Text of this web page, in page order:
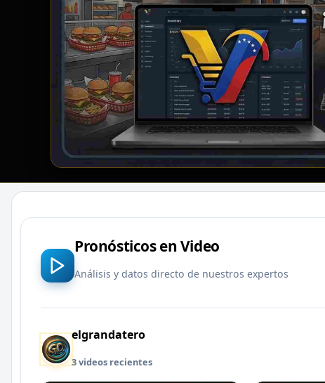
Pronósticos en Video
Análisis y datos directo de nuestros expertos
elgrandatero
3 videos recientes